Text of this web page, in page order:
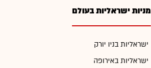
מניות ישראליות בעולם
ישראליות בניו יורק
ישראליות באירופה